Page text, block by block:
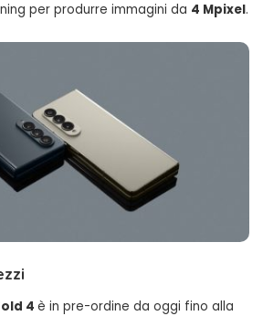
per produrre immagini da 4 Mpixel.
4 è in pre-ordine da oggi fino alla